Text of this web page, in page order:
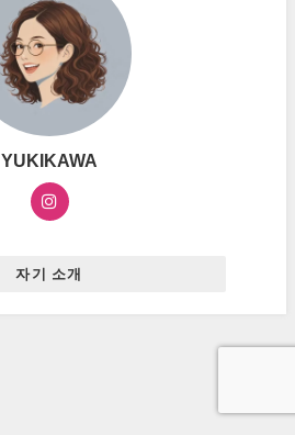
YUKIKAWA
자기 소개